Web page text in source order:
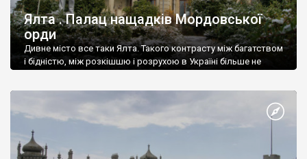
Ялта . Палац нащадків Мордовської
орди
Дивне місто все таки Ялта. Такого контрасту між багатством
і бідністю, між розкішшю і розрухою в Україні більше не